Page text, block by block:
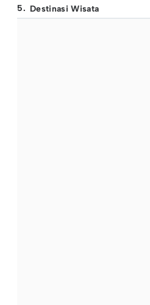
5. Destinasi Wisata